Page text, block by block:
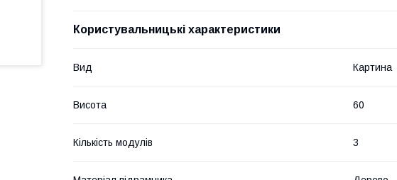
Користувальницькі характеристики
Вид Картина
Висота 60
Кількість модулів 3